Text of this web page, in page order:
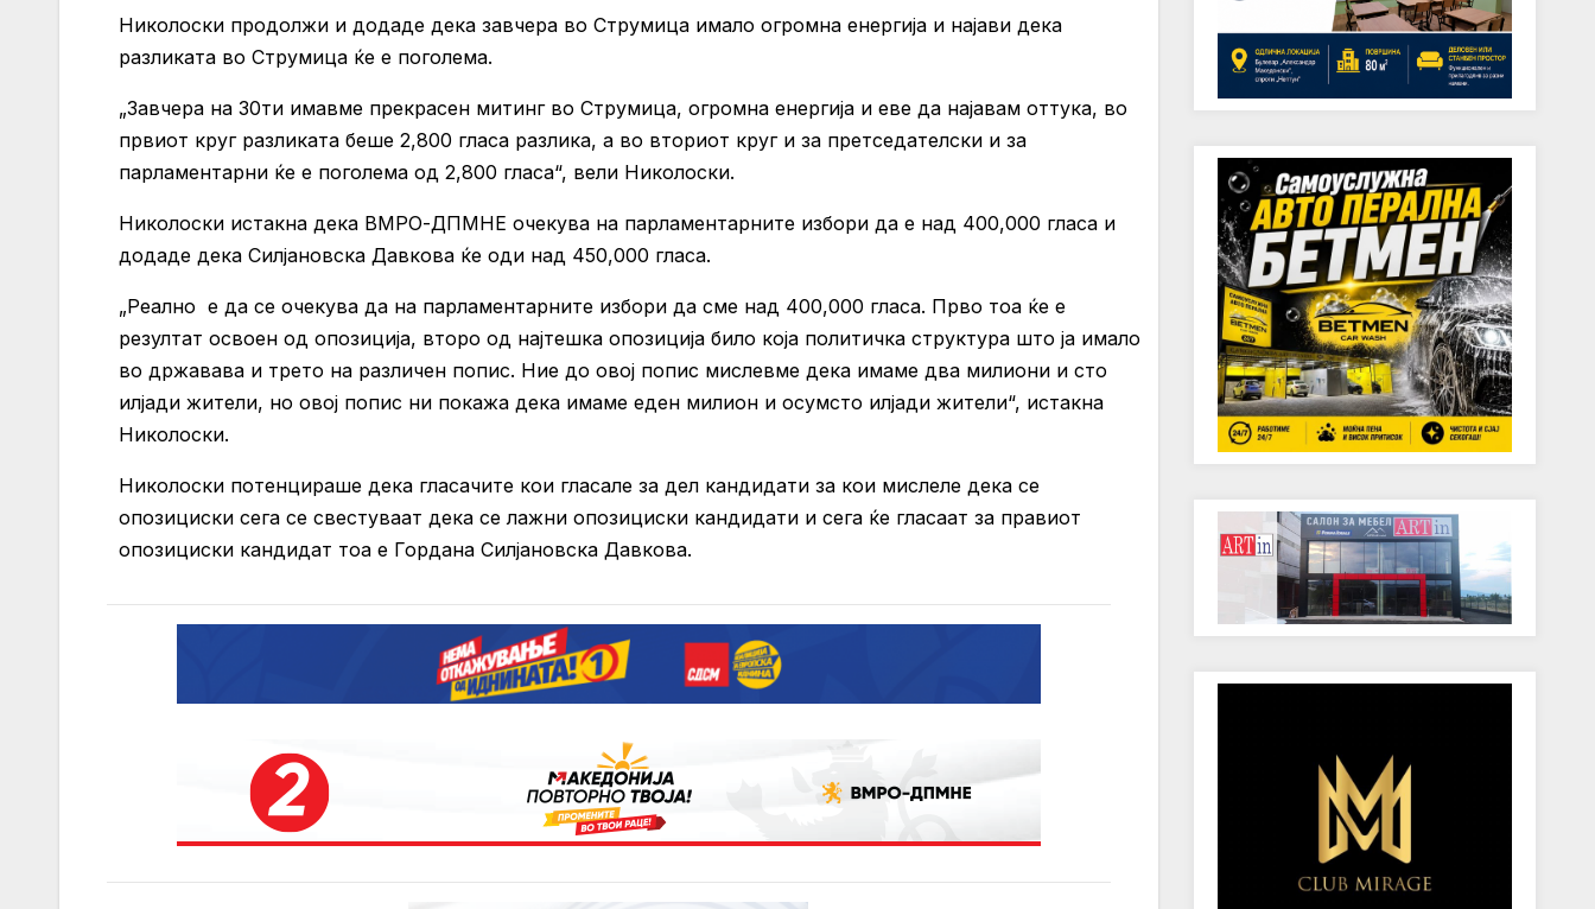
Николоски продолжи и додаде дека завчера во Струмица имало огромна енергија и најави дека
разликата во Струмица ќе е поголема.
„Завчера на 30ти имавме прекрасен митинг во Струмица, огромна енергија и еве да најавам оттука, во
првиот круг разликата беше 2,800 гласа разлика, а во вториот круг и за претседателски и за
парламентарни ќе е поголема од 2,800 гласа“, вели Николоски.
Николоски истакна дека ВМРО-ДПМНЕ очекува на парламентарните избори да е над 400,000 гласа и
додаде дека Силјановска Давкова ќе оди над 450,000 гласа.
„Реално е да се очекува да на парламентарните избори да сме над 400,000 гласа. Прво тоа ќе е
резултат освоен од опозиција, второ од најтешка опозиција било која политичка структура што ја имало
во државава и трето на различен попис. Ние до овој попис мислевме дека имаме два милиони и сто
илјади жители, но овој попис ни покажа дека имаме еден милион и осумсто илјади жители“, истакна
Николоски.
Николоски потенцираше дека гласачите кои гласале за дел кандидати за кои мислеле дека се
опозициски сега се свестуваат дека се лажни опозициски кандидати и сега ќе гласаат за правиот
опозициски кандидат тоа е Гордана Силјановска Давкова.